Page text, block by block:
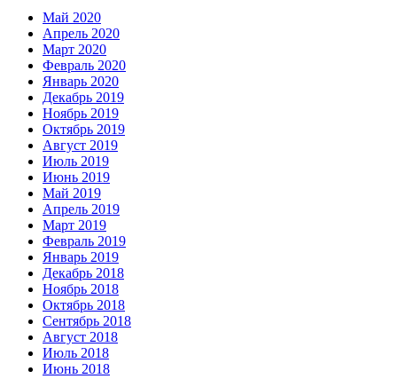
Май 2020
Апрель 2020
Март 2020
Февраль 2020
Январь 2020
Декабрь 2019
Ноябрь 2019
Октябрь 2019
Август 2019
Июль 2019
Июнь 2019
Май 2019
Апрель 2019
Март 2019
Февраль 2019
Январь 2019
Декабрь 2018
Ноябрь 2018
Октябрь 2018
Сентябрь 2018
Август 2018
Июль 2018
Июнь 2018